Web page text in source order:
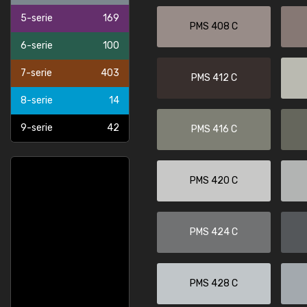
5-serie 169
6-serie 100
7-serie 403
8-serie 14
9-serie 42
PMS 408 C
PMS 412 C
PMS 416 C
PMS 420 C
PMS 424 C
PMS 428 C